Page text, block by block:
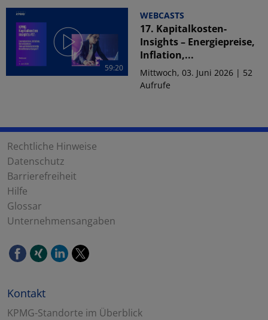
59:20
WEBCASTS
17. Kapitalkosten-
Insights – Energiepreise,
Inflation,...
Mittwoch, 03. Juni 2026 | 52
Aufrufe
Rechtliche Hinweise
Datenschutz
Barrierefreiheit
Hilfe
Glossar
Unternehmensangaben
Kontakt
KPMG-Standorte im Überblick